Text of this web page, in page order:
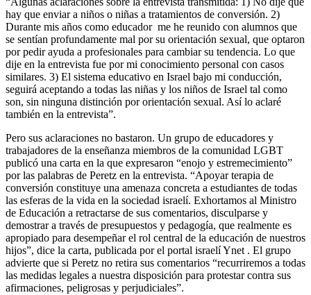
hay que enviar a niños o niñas a tratamientos de conversión. 2)
Durante mis años como educador me he reunido con alumnos que
se sentían profundamente mal por su orientación sexual, que optaron
por pedir ayuda a profesionales para cambiar su tendencia. Lo que
dije en la entrevista fue por mi conocimiento personal con casos
similares. 3) El sistema educativo en Israel bajo mi conducción,
seguirá aceptando a todas las niñas y los niños de Israel tal como
son, sin ninguna distinción por orientación sexual. Así lo aclaré
también en la entrevista”.
Pero sus aclaraciones no bastaron. Un grupo de educadores y
trabajadores de la enseñanza miembros de la comunidad LGBT
publicó una carta en la que expresaron “enojo y estremecimiento”
por las palabras de Peretz en la entrevista. “Apoyar terapia de
conversión constituye una amenaza concreta a estudiantes de todas
las esferas de la vida en la sociedad israelí. Exhortamos al Ministro
de Educación a retractarse de sus comentarios, disculparse y
demostrar a través de presupuestos y pedagogía, que realmente es
apropiado para desempeñar el rol central de la educación de nuestros
hijos”, dice la carta, publicada por el portal israelí Ynet . El grupo
advierte que si Peretz no retira sus comentarios “recurriremos a todas
las medidas legales a nuestra disposición para protestar contra sus
afirmaciones, peligrosas y perjudiciales”.